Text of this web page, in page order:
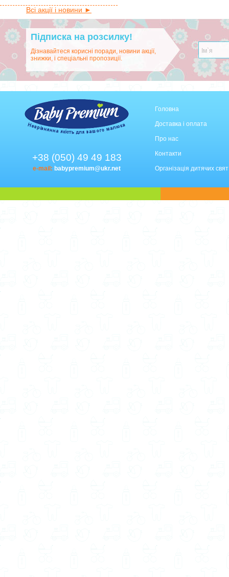
Всі акції і новини ►
Підписка на розсилку!
Дізнавайтеся корисні поради, новини акції,
знижки, і спеціальні пропозиції.
+38 (050) 49 49 183
e-mail: babypremium@ukr.net
Головна
Доставка і оплата
Про нас
Контакти
Організація дитячих свят